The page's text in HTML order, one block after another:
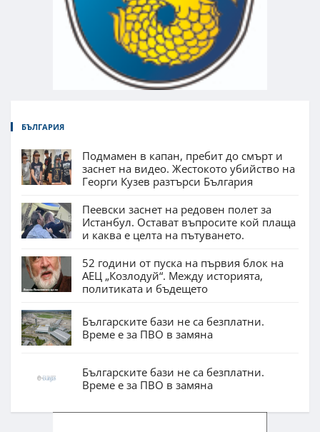
БЪЛГАРИЯ
Подмамен в капан, пребит до смърт и
заснет на видео. Жестокото убийство на
Георги Кузев разтърси България
Пеевски заснет на редовен полет за
Истанбул. Остават въпросите кой плаща
и каква е целта на пътуването.
52 години от пуска на първия блок на
АЕЦ „Козлодуй“. Между историята,
политиката и бъдещето
Българските бази не са безплатни.
Време е за ПВО в замяна
Българските бази не са безплатни.
Време е за ПВО в замяна